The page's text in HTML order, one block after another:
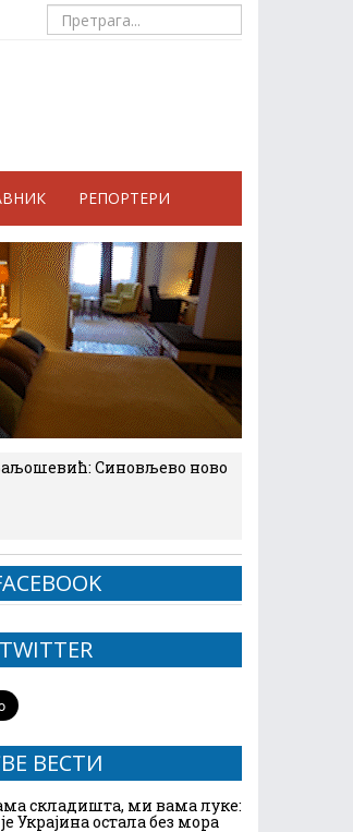
РЕПОРТЕРИ
Синовљево ново
TWITTER
ВЕСТИ
складишта, ми вама луке:
Украјина остала без мора